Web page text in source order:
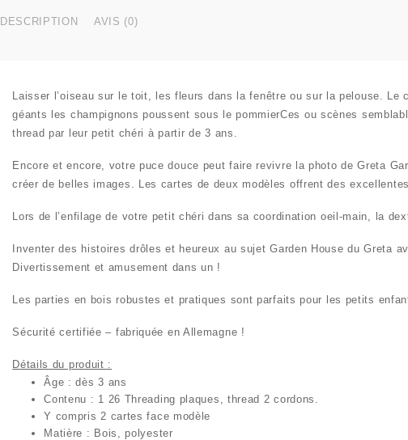
DESCRIPTION AVIS (0)
Laisser l’oiseau sur le toit, les fleurs dans la fenêtre ou sur la pelouse. Le
géants les champignons poussent sous le pommierCes ou scènes
thread par leur petit chéri à partir de 3 ans.
Encore et encore, votre puce douce peut faire revivre la photo de Greta
créer de belles images. Les cartes de deux modèles offrent des
Lors de l’enfilage de votre petit chéri dans sa coordination oeil-main, la
Inventer des histoires drôles et heureux au sujet Garden House du Greta
Divertissement et amusement dans un !
Les parties en bois robustes et pratiques sont parfaits pour les petits
Sécurité certifiée – fabriquée en Allemagne !
Détails du produit :
Âge : dès 3 ans
Contenu : 1 26 Threading plaques, thread 2 cordons.
Y compris 2 cartes face modèle
Matière : Bois, polyester